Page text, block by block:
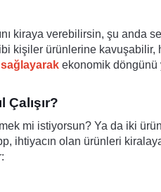
kiraya verebilirsin, şu
kişiler ürünlerine kavuşabilir,
sağlayarak ekonomik döngünü
mi istiyorsun? Ya da iki
ihtiyacın olan ürünleri